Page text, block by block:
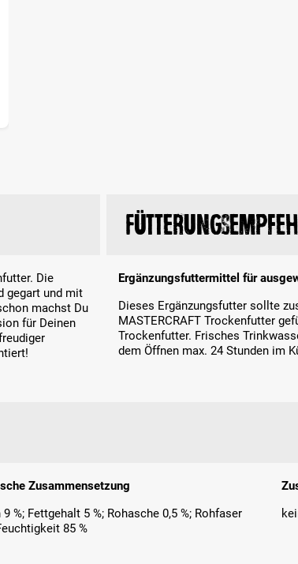
Die
gegart und mit
machst Du
für Deinen
Ergänzungsfuttermittel für
Dieses Ergänzungsfutter sollte
MASTERCRAFT Trockenfutter
Trockenfutter. Frisches
dem Öffnen max. 24 Stunden im
Zusammensetzung
%; Fettgehalt 5 %; Rohasche 0,5 %; Rohfaser
85 %